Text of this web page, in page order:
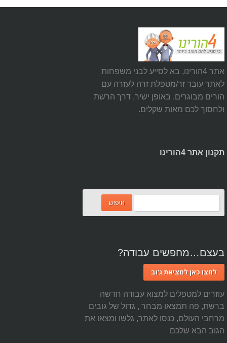
אתר 4הורינו, בא לסייע לבני משפחות
לאתר עובד זר/מטפלת זרה לעזרה עם
הורים מבוגרים. באופן ישיר, דרך הרשת
ולחסוך לכם מאות שקלים.
תקנון אתר 4הורינו
בעצם…מחפשים עבודה?
לחצו כאן למציאת ג'וב
עוזרים למטפלים למצוא עבודה חדשה
ברשת, פה תמצאו מבחר , גדול של גובים
מרחבי העולם, כנסו לאתר, גלשו ומצאו את
הגוב הבא שלכם